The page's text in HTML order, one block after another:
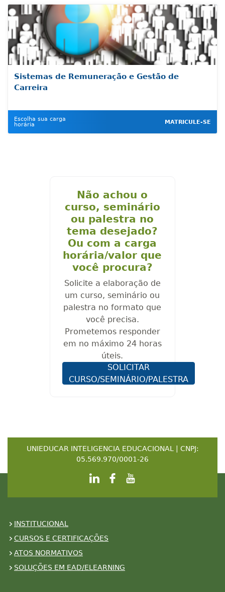
Sistemas de Remuneração e Gestão de
Carreira
Escolha sua carga
horária
MATRICULE-SE
Não achou o
curso, seminário
ou palestra no
tema desejado?
Ou com a carga
horária/valor que
você procura?
Solicite a elaboração de
um curso, seminário ou
palestra no formato que
você precisa.
Prometemos responder
em no máximo 24 horas
úteis.
SOLICITAR
CURSO/SEMINÁRIO/PALESTRA
UNIEDUCAR INTELIGENCIA EDUCACIONAL | CNPJ:
05.569.970/0001-26
INSTITUCIONAL
CURSOS E CERTIFICAÇÕES
ATOS NORMATIVOS
SOLUÇÕES EM EAD/ELEARNING